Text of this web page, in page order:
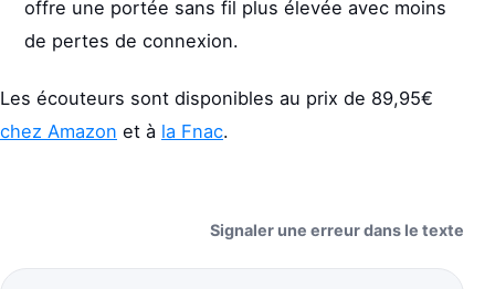
offre une portée sans fil plus élevée avec moins
de pertes de connexion.
Les écouteurs sont disponibles au prix de 89,95€
chez Amazon et à la Fnac.
Signaler une erreur dans le texte